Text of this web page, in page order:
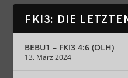
FKI3: DIE
BEBU1 – FKI3 4:6 (OLH)
13. März 2024